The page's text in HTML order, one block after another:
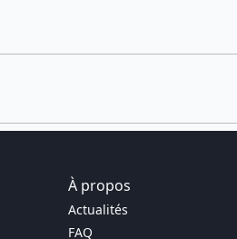
À propos
Actualités
FAQ